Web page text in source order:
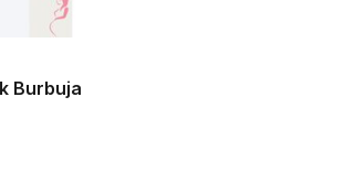
Burbuja